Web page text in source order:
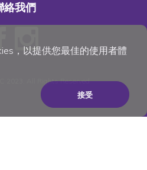
，以提供您最佳的使用者體
接受
絡我們
2023. All Rights Reserved